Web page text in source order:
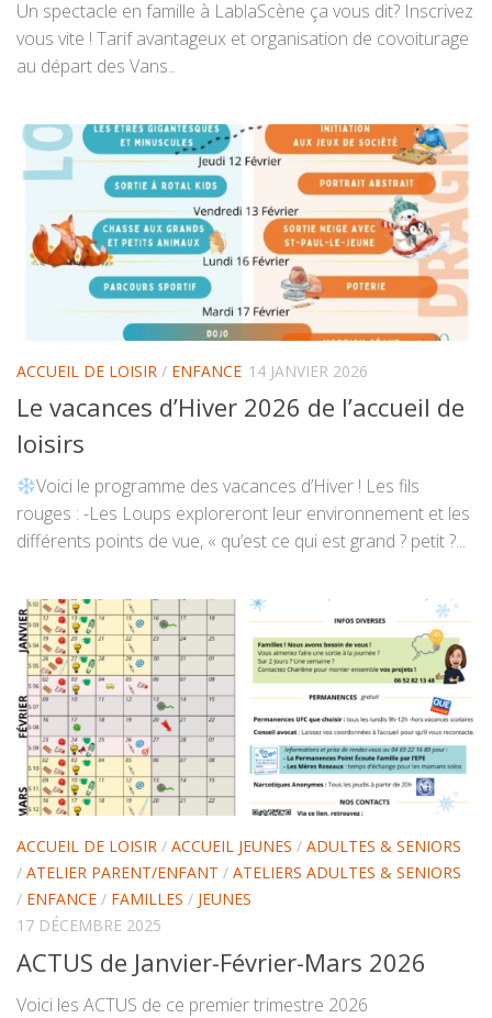
Un spectacle en famille à LablaScène ça vous dit? Inscrivez
vous vite ! Tarif avantageux et organisation de covoiturage
au départ des Vans..
ACCUEIL DE LOISIR / ENFANCE 14 JANVIER 2026
Le vacances d’Hiver 2026 de l’accueil de
loisirs
Voici le programme des vacances d’Hiver ! Les fils
rouges : -Les Loups exploreront leur environnement et les
différents points de vue, « qu’est ce qui est grand ? petit ?...
ACCUEIL DE LOISIR / ACCUEIL JEUNES / ADULTES & SENIORS
/ ATELIER PARENT/ENFANT / ATELIERS ADULTES & SENIORS
/ ENFANCE / FAMILLES / JEUNES
17 DÉCEMBRE 2025
ACTUS de Janvier-Février-Mars 2026
Voici les ACTUS de ce premier trimestre 2026